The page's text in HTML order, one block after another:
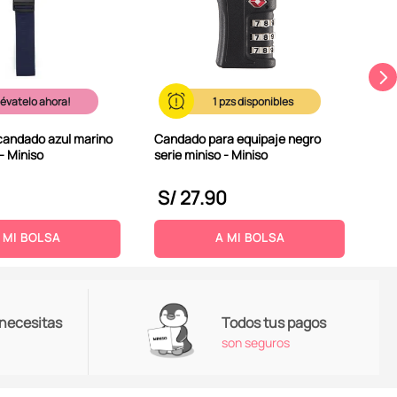
ahora!
azul marino
Miniso
MI BOLSA
1
Candado para equipaje negro
serie miniso - Miniso
S/27.90
A MI BOLSA
Todos tus pagos
son seguros